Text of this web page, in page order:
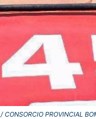
PROVINCIAL